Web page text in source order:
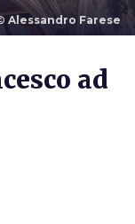
Alessandro Farese
ad